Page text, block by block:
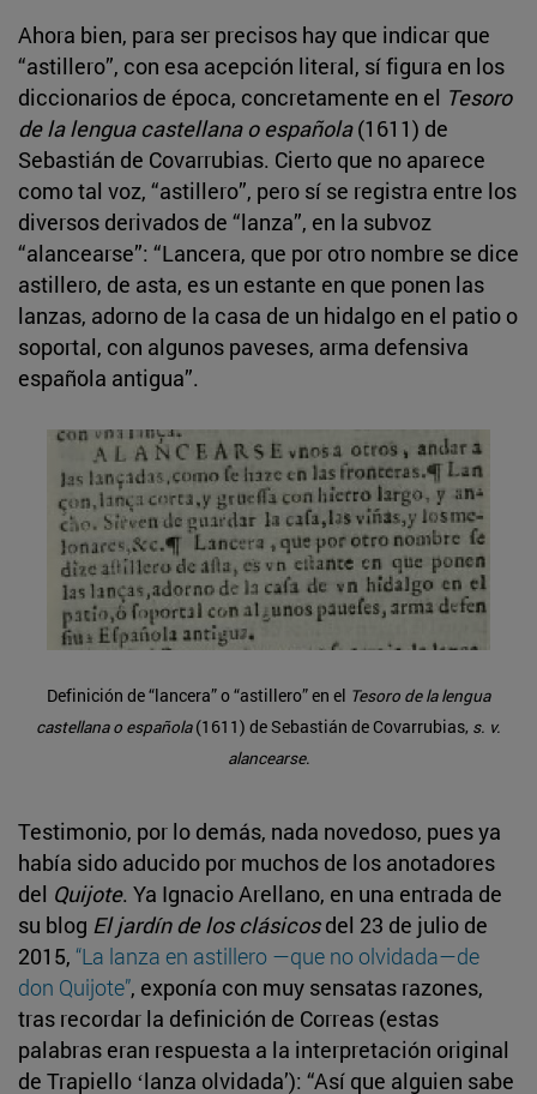
Ahora bien, para ser precisos hay que indicar que
“astillero”, con esa acepción literal, sí figura en los
diccionarios de época, concretamente en el Tesoro
de la lengua castellana o española(1611) de
Sebastián de Covarrubias. Cierto que no aparece
como tal voz, “astillero”, pero sí se registra entre los
diversos derivados de “lanza”, en la subvoz
“alancearse”: “Lancera, que por otro nombre se dice
astillero, de asta, es un estante en que ponen las
lanzas, adorno de la casa de un hidalgo en el patio o
soportal, con algunos paveses, arma defensiva
española antigua”.
Definición de “lancera” o “astillero” en el Tesoro de la lengua
castellana o española(1611) de Sebastián de Covarrubias, s. v.
alancearse.
Testimonio, por lo demás, nada novedoso, pues ya
había sido aducido por muchos de los anotadores
del Quijote. Ya Ignacio Arellano, en una entrada de
su blog El jardín de los clásicosdel 23 de julio de
2015, “La lanza en astillero —que no olvidada—de
don Quijote”, exponía con muy sensatas razones,
tras recordar la definición de Correas (estas
palabras eran respuesta a la interpretación original
de Trapiello ʻlanza olvidadaʼ): “Así que alguien sabe